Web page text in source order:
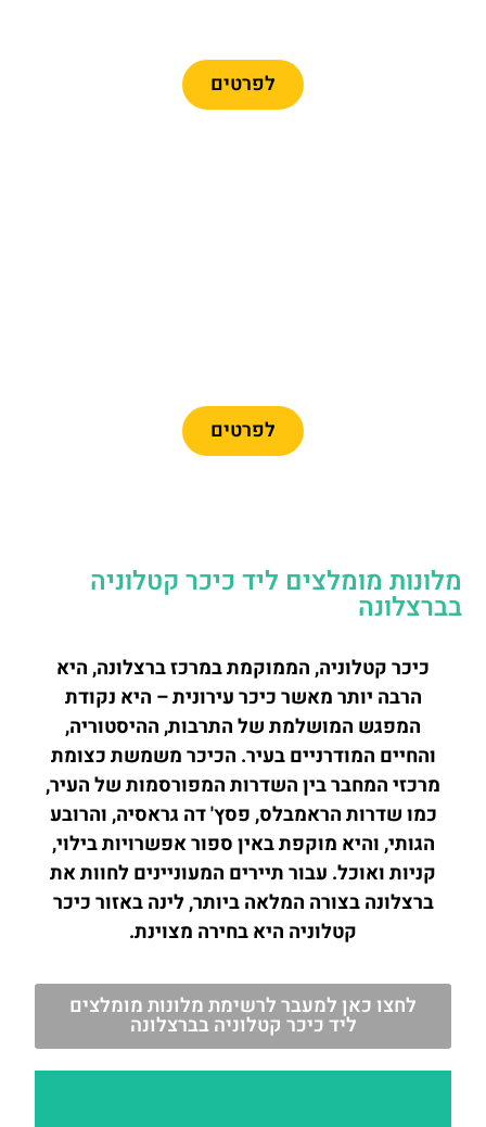
לפרטים
לפרטים
מלונות מומלצים ליד כיכר קטלוניה
בברצלונה
כיכר קטלוניה, הממוקמת במרכז ברצלונה, היא
הרבה יותר מאשר כיכר עירונית – היא נקודת
המפגש המושלמת של התרבות, ההיסטוריה,
והחיים המודרניים בעיר. הכיכר משמשת כצומת
מרכזי המחבר בין השדרות המפורסמות של העיר,
כמו שדרות הראמבלס, פסץ' דה גראסיה, והרובע
הגותי, והיא מוקפת באין ספור אפשרויות בילוי,
קניות ואוכל. עבור תיירים המעוניינים לחוות את
ברצלונה בצורה המלאה ביותר, לינה באזור כיכר
קטלוניה היא בחירה מצוינת.
לחצו כאן למעבר לרשימת מלונות מומלצים
ליד כיכר קטלוניה בברצלונה